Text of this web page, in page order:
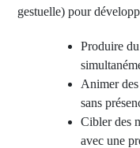
gestuelle) pour
Produire
Animer des
sans
Cibler des
avec une